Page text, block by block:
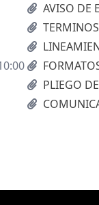
AVISO DE
PLIEGO